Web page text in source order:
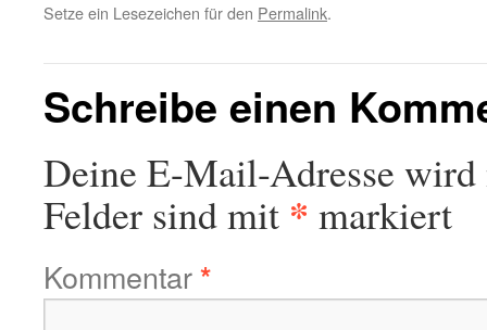
Setze ein Lesezeichen für den Permalink.
Schreibe einen
Deine E-Mail-Adresse
Felder sind mit * markiert
Kommentar*